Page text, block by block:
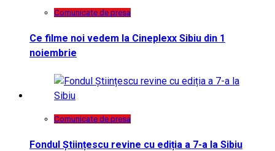
Comunicate de presa
Ce filme noi vedem la Cineplexx Sibiu din 1
noiembrie
Comunicate de presa
Fondul Științescu revine cu ediția a 7-a la Sibiu